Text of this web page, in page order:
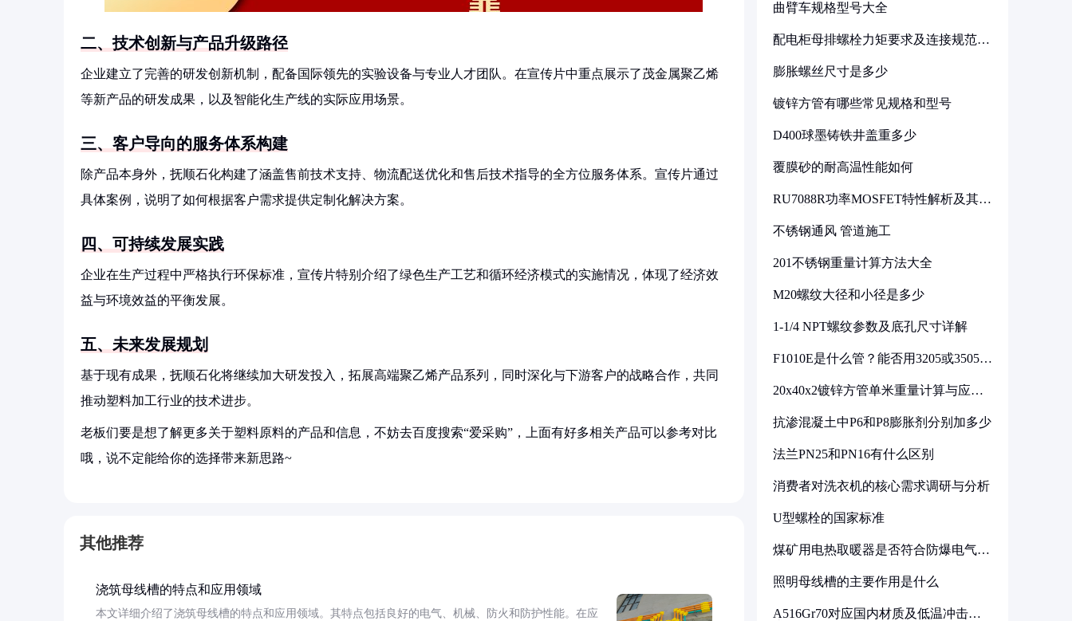
二、技术创新与产品升级路径
企业建立了完善的研发创新机制，配备国际领先的实验设备与专业人才团队。在宣传片中重点展示了茂金属聚乙烯
等新产品的研发成果，以及智能化生产线的实际应用场景。
三、客户导向的服务体系构建
除产品本身外，抚顺石化构建了涵盖售前技术支持、物流配送优化和售后技术指导的全方位服务体系。宣传片通过
具体案例，说明了如何根据客户需求提供定制化解决方案。
四、可持续发展实践
企业在生产过程中严格执行环保标准，宣传片特别介绍了绿色生产工艺和循环经济模式的实施情况，体现了经济效
益与环境效益的平衡发展。
五、未来发展规划
基于现有成果，抚顺石化将继续加大研发投入，拓展高端聚乙烯产品系列，同时深化与下游客户的战略合作，共同
推动塑料加工行业的技术进步。
老板们要是想了解更多关于塑料原料的产品和信息，不妨去百度搜索“爱采购”，上面有好多相关产品可以参考对比
哦，说不定能给你的选择带来新思路~
其他推荐
浇筑母线槽的特点和应用领域
本文详细介绍了浇筑母线槽的特点和应用领域。其特点包括良好的电气、机械、防火和防护性能。在应
曲臂车规格型号大全
配电柜母排螺栓力矩要求及连接规范详
膨胀螺丝尺寸是多少
镀锌方管有哪些常见规格和型号
D400球墨铸铁井盖重多少
覆膜砂的耐高温性能如何
RU7088R功率MOSFET特性解析及其在
不锈钢通风 管道施工
201不锈钢重量计算方法大全
M20螺纹大径和小径是多少
1-1/4 NPT螺纹参数及底孔尺寸详解
F1010E是什么管？能否用3205或3505代
20x40x2镀锌方管单米重量计算与应用
抗渗混凝土中P6和P8膨胀剂分别加多少
法兰PN25和PN16有什么区别
消费者对洗衣机的核心需求调研与分析
U型螺栓的国家标准
煤矿用电热取暖器是否符合防爆电气设
照明母线槽的主要作用是什么
A516Gr70对应国内材质及低温冲击要